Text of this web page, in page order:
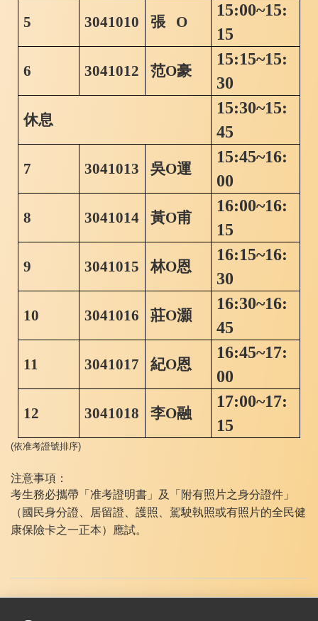
5 3041010 張O
15:00~15:
15
6 3041012 范O豪
15:15~15:
30
休息
15:30~15:
45
7 3041013 吳O運
15:45~16:
00
8 3041014 黃O甫
16:00~16:
15
9 3041015 林O恩
16:15~16:
30
10 3041016 莊O灝
16:30~16:
45
11 3041017 紀O恩
16:45~17:
00
12 3041018 李O融
17:00~17:
15
(依准考證號排序)
注意事項：
考生務必攜帶「准考證明書」及「附有照片之身分證件」
（國民身分證、居留證、護照、駕駛執照或有照片的全民健
康保險卡之一正本）應試。